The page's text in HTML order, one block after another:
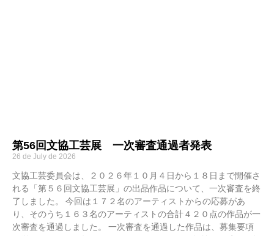
第56回文協工芸展 一次審査通過者発表
26 de July de 2026
文協工芸委員会は、２０２６年１０月４日から１８日まで開催さ
れる「第５６回文協工芸展」の出品作品について、一次審査を終
了しました。 今回は１７２名のアーティストからの応募があ
り、そのうち１６３名のアーティストの合計４２０点の作品が一
次審査を通過しました。 一次審査を通過した作品は、募集要項